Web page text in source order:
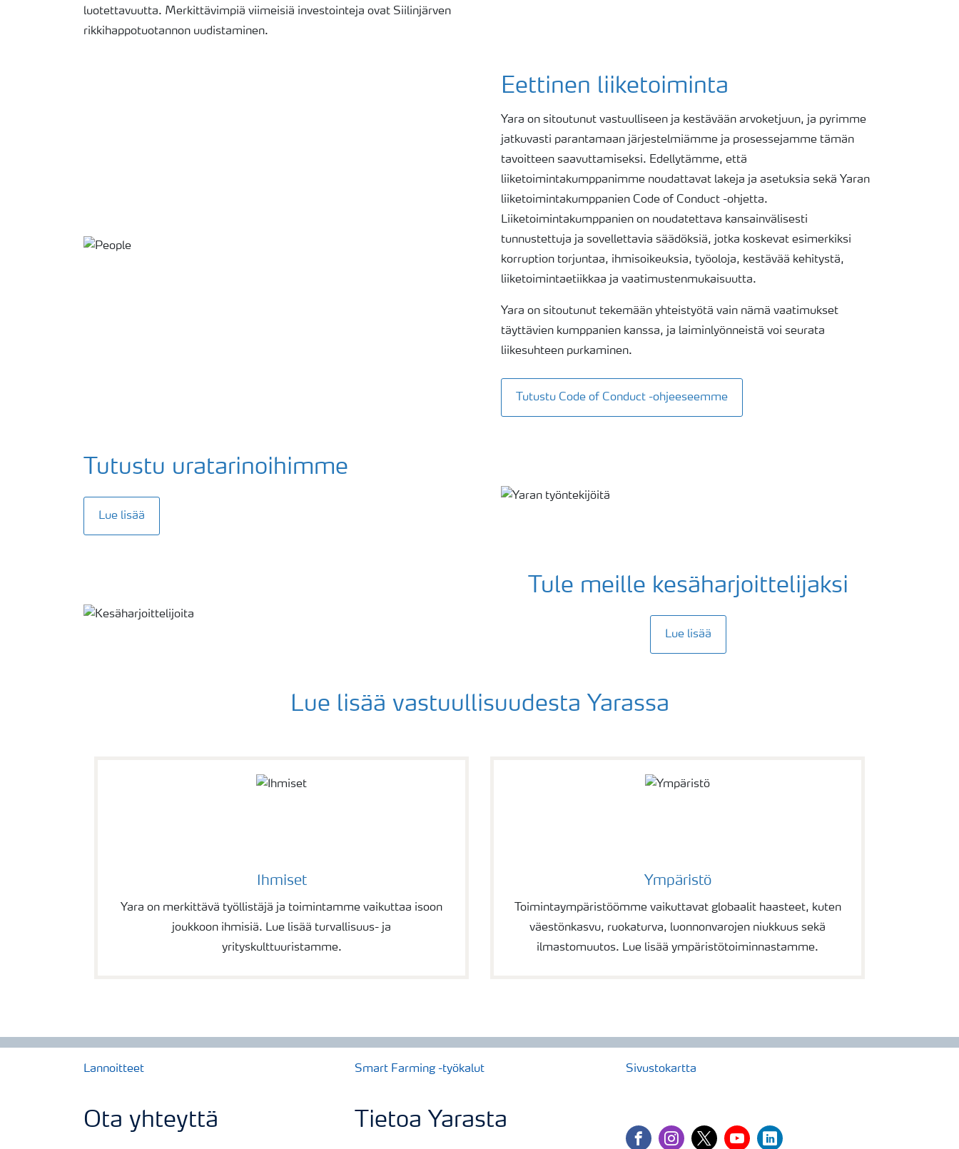
luotettavuutta. Merkittävimpiä viimeisiä investointeja ovat Siilinjärven
rikkihappotuotannon uudistaminen.
Eettinen liiketoiminta
Yara on sitoutunut vastuulliseen ja kestävään arvoketjuun, ja pyrimme
jatkuvasti parantamaan järjestelmiämme ja prosessejamme tämän
tavoitteen saavuttamiseksi. Edellytämme, että
liiketoimintakumppanimme noudattavat lakeja ja asetuksia sekä Yaran
liiketoimintakumppanien Code of Conduct -ohjetta.
Liiketoimintakumppanien on noudatettava kansainvälisesti
tunnustettuja ja sovellettavia säädöksiä, jotka koskevat esimerkiksi
korruption torjuntaa, ihmisoikeuksia, työoloja, kestävää kehitystä,
liiketoimintaetiikkaa ja vaatimustenmukaisuutta.
Yara on sitoutunut tekemään yhteistyötä vain nämä vaatimukset
täyttävien kumppanien kanssa, ja laiminlyönneistä voi seurata
liikesuhteen purkaminen.
Tutustu Code of Conduct -ohjeeseemme
Tutustu uratarinoihimme
Lue lisää
Tule meille kesäharjoittelijaksi
Lue lisää
Lue lisää vastuullisuudesta Yarassa
Ihmiset
Yara on merkittävä työllistäjä ja toimintamme vaikuttaa isoon
joukkoon ihmisiä. Lue lisää turvallisuus- ja
yrityskulttuuristamme.
Ympäristö
Toimintaympäristöömme vaikuttavat globaalit haasteet, kuten
väestönkasvu, ruokaturva, luonnonvarojen niukkuus sekä
ilmastomuutos. Lue lisää ympäristötoiminnastamme.
Lannoitteet Smart Farming -työkalut Sivustokartta
Ota yhteyttä Tietoa Yarasta
facebookinstagram
twitteryoutubelinkedin